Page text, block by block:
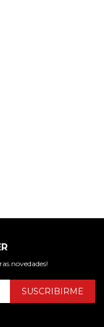
novedades!
SUSCRIBIRME